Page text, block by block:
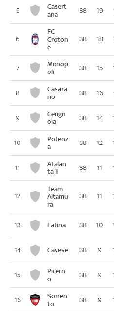
5
Casert
ana
38 19
6
FC
Croton
e
38 18
7
Monop
oli
38 15
8
Casara
no
38 16
9
Cerign
ola
38 14
10
Potenz
a
38 12
11
Atalan
ta II
38 11
12
Team
Altamu
ra
38 11
13 Latina 38 10
14 Cavese 38 9
15
Picern
o
38 9
16
Sorren
to
38 9